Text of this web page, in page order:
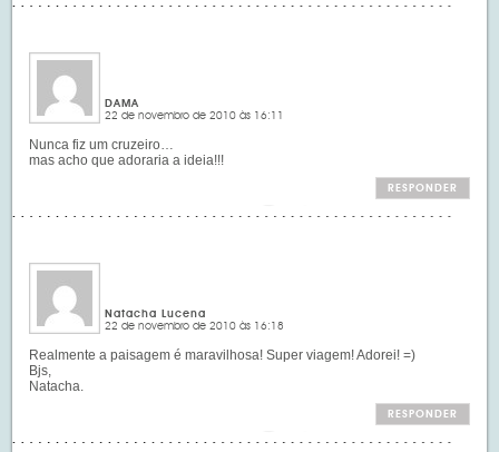
DAMA
22 de novembro de 2010 às 16:11
Nunca fiz um cruzeiro…
mas acho que adoraria a ideia!!!
RESPONDER
Natacha Lucena
22 de novembro de 2010 às 16:18
Realmente a paisagem é maravilhosa! Super viagem! Adorei! =)
Bjs,
Natacha.
RESPONDER